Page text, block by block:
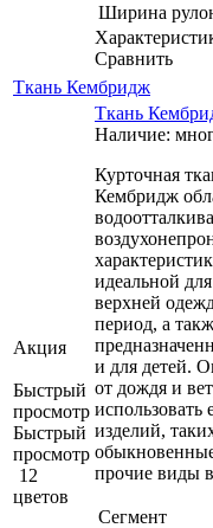
Ширина
Сравнить
Ткань Кембридж
Акция
Быстрый
просмотр
Быстрый
просмотр
12
цветов
Ткань
Наличие:
Курточная
Кембридж
идеальной
верхней
период, а
и для детей.
от дождя и
изделий,
прочие виды
Сегмент